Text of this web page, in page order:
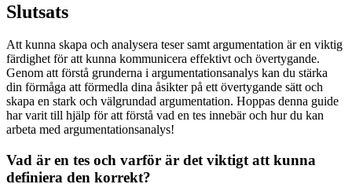
Slutsats
Att kunna skapa och analysera teser samt argumentation är en viktig
färdighet för att kunna kommunicera effektivt och övertygande.
Genom att förstå grunderna i argumentationsanalys kan du stärka
din förmåga att förmedla dina åsikter på ett övertygande sätt och
skapa en stark och välgrundad argumentation. Hoppas denna guide
har varit till hjälp för att förstå vad en tes innebär och hur du kan
arbeta med argumentationsanalys!
Vad är en tes och varför är det viktigt att kunna
definiera den korrekt?